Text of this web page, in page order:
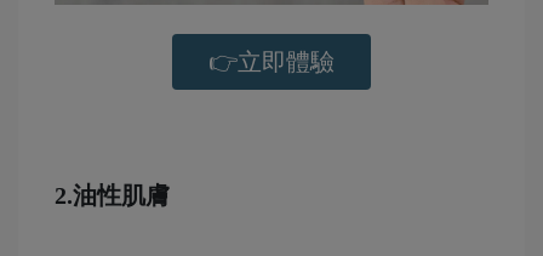
👉立即體驗
2.油性肌膚